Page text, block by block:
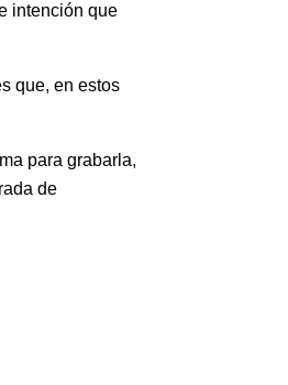
intención que
que, en estos
para grabarla,
de